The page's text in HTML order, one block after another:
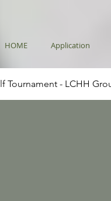
HOME Application
Tournament - LCHH